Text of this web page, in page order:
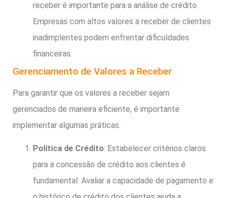
receber é importante para a análise de crédito.
Empresas com altos valores a receber de clientes
inadimplentes podem enfrentar dificuldades
financeiras.
Gerenciamento de Valores a Receber
Para garantir que os valores a receber sejam
gerenciados de maneira eficiente, é importante
implementar algumas práticas:
Política de Crédito: Estabelecer critérios claros
para a concessão de crédito aos clientes é
fundamental. Avaliar a capacidade de pagamento e